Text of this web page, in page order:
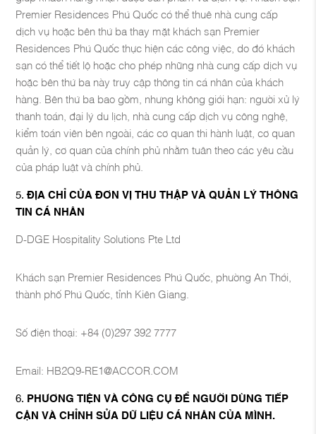
Premier Residences Phú Quốc có thể thuê nhà cung cấp
dịch vụ hoặc bên thứ ba thay mặt khách sạn Premier
Residences Phú Quốc thực hiện các công việc, do đó khách
sạn có thể tiết lộ hoặc cho phép những nhà cung cấp dịch vụ
hoặc bên thứ ba này truy cập thông tin cá nhân của khách
hàng. Bên thứ ba bao gồm, nhưng không giới hạn: người xử lý
thanh toán, đại lý du lịch, nhà cung cấp dịch vụ công nghệ,
kiểm toán viên bên ngoài, các cơ quan thi hành luật, cơ quan
quản lý, cơ quan của chính phủ nhằm tuân theo các yêu cầu
của pháp luật và chính phủ.
ĐỊA CHỈ CỦA ĐƠN VỊ THU THẬP VÀ QUẢN LÝ THÔNG
TIN CÁ NHÂN
D-DGE Hospitality Solutions Pte Ltd
Khách sạn Premier Residences Phú Quốc, phường An Thới,
thành phố Phú Quốc, tỉnh Kiên Giang.
Số điện thoại: +84 (0)297 392 7777
Email: HB2Q9-RE1@ACCOR.COM
PHƯƠNG TIỆN VÀ CÔNG CỤ ĐỂ NGƯỜI DÙNG TIẾP
CẬN VÀ CHỈNH SỬA DỮ LIỆU CÁ NHÂN CỦA MÌNH.